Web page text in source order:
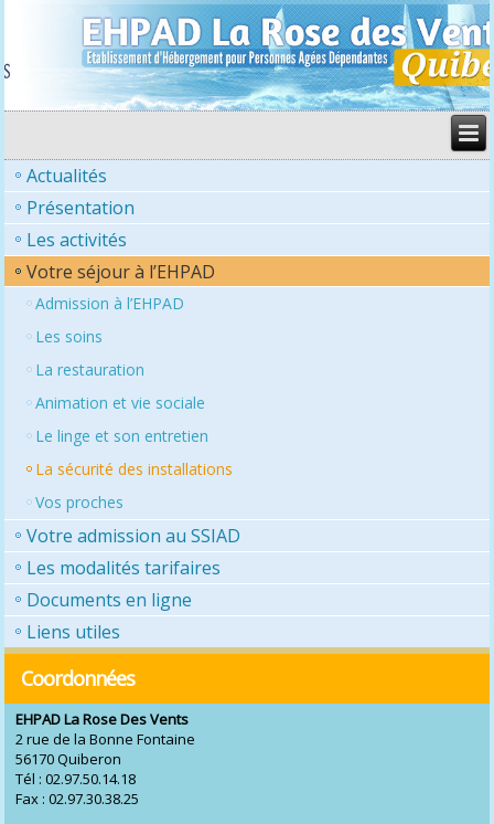
Actualités
Présentation
Les activités
Votre séjour à l’EHPAD
Admission à l’EHPAD
Les soins
La restauration
Animation et vie sociale
Le linge et son entretien
La sécurité des installations
Vos proches
Votre admission au SSIAD
Les modalités tarifaires
Documents en ligne
Liens utiles
Coordonnées
EHPAD La Rose Des Vents
2 rue de la Bonne Fontaine
56170 Quiberon
Tél : 02.97.50.14.18
Fax : 02.97.30.38.25